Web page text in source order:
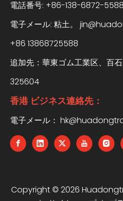
電話番号: +86-138-6872-5588
電子メール: 粘土。
+86 13868725588
追加先：華東ゴム工業区、百石
325604
香港 ビジネス連絡先：
電子メール：
Copyright © 2026